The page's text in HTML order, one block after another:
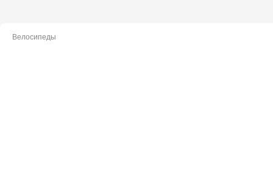
Велосипеды